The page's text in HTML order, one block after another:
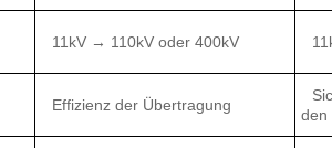
11kV → 110kV oder 400kV
Effizienz der Übertragung
den